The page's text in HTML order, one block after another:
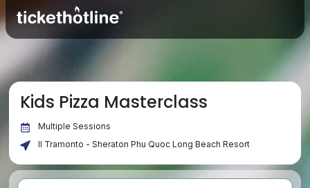
Kids Pizza Masterclass
Multiple Sessions
Il Tramonto - Sheraton Phu Quoc Long Beach Resort